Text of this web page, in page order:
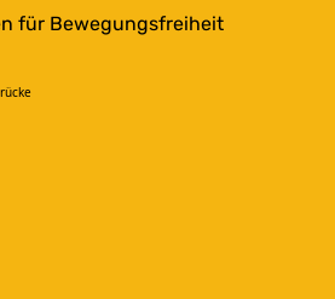
für Bewegungsfreiheit